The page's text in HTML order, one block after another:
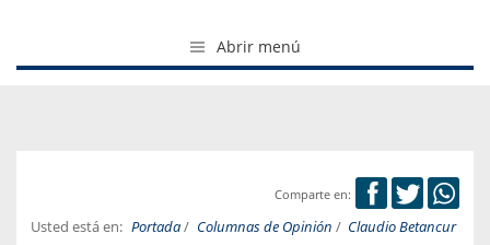
Abrir menú
Comparte en:
Usted está en: Portada/ Columnas de Opinión / Claudio Betancur